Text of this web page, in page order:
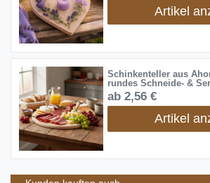
Artikel
Schinkenteller aus
rundes Schneide- &
ab 2,56 €
Artikel